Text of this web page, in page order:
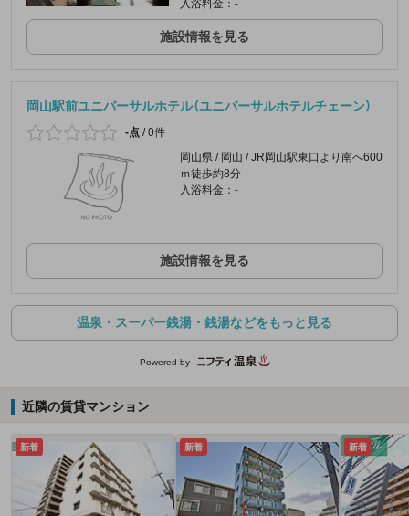
入浴料金：-
施設情報を見る
岡山駅前ユニバーサルホテル（ユニバーサルホテルチェーン）
-点 /0件
岡山県 / 岡山 / JR岡山駅東口より南へ600
ｍ徒歩約8分
入浴料金：-
施設情報を見る
温泉・スーパー銭湯・銭湯などをもっと見る
Powered by
近隣の賃貸マンション
新着 新着 新着